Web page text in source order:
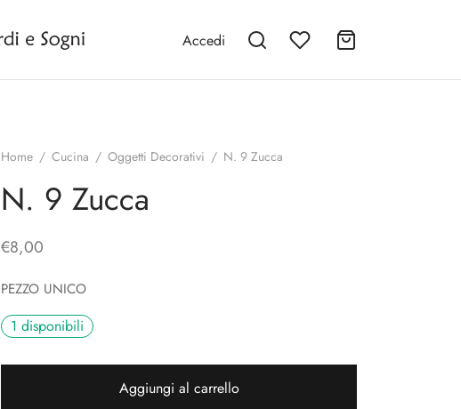
Accedi
Home / Cucina / Oggetti Decorativi / N. 9 Zucca
N. 9 Zucca
€8,00
PEZZO UNICO
1 disponibili
Aggiungi al carrello